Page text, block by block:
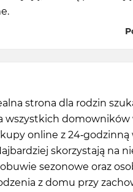
strona dla rodzin
wszystkich domowników
online z 24-godzinną
skorzystają na
sezonowe oraz
z domu przy